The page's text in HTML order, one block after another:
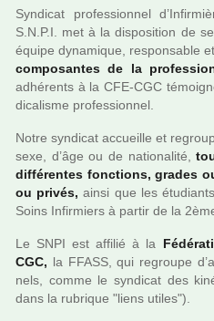
Syndicat pro­fes­sion­nel
S.N.P.I. met à la dis­po­si­tion de
équipe dyna­mi­que, res­pon­sa­ble et
com­po­san­tes de la
adhé­rents à la CFE-CGC
di­ca­lisme pro­fes­sion­nel.
Notre syn­di­cat accueille et
sexe, d’âge ou de natio­na­lité,
dif­fé­ren­tes fonc­tions, grades
ou privés, ainsi que les
Soins Infirmiers à partir de la
Le SNPI est affi­lié à la
CGC, la FFASS, qui regroupe
nels, comme le syn­di­cat des
dans la rubri­que "liens utiles").